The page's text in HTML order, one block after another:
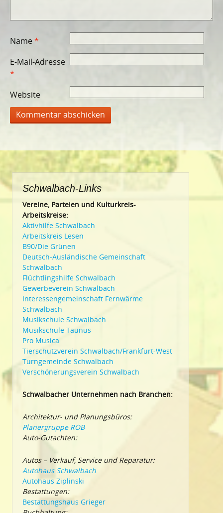
Name*
E-Mail-Adresse
*
Website
Schwalbach-Links
Vereine, Parteien und Kulturkreis-
Arbeitskreise:
Aktivhilfe Schwalbach
Arbeitskreis Lesen
B90/Die Grünen
Deutsch-Ausländische Gemeinschaft
Schwalbach
Flüchtlingshilfe Schwalbach
Gewerbeverein Schwalbach
Interessengemeinschaft Fernwärme
Schwalbach
Musikschule Schwalbach
Musikschule Taunus
Pro Musica
Tierschutzverein Schwalbach/Frankfurt-West
Turngemeinde Schwalbach
Verschönerungsverein Schwalbach
Schwalbacher Unternehmen nach Branchen:
Architektur- und Planungsbüros:
Planergruppe ROB
Auto-Gutachten:
Autos – Verkauf, Service und Reparatur:
Autohaus Schwalbach
Autohaus Ziplinski
Bestattungen:
Bestattungshaus Grieger